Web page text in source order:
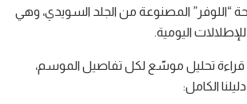
“اللوفر” المصنوعة من الجلد السويدي، وهي
للإطلالات اليومية.
قراءة تحليل موسّع لكل تفاصيل الموسم،
الكامل: